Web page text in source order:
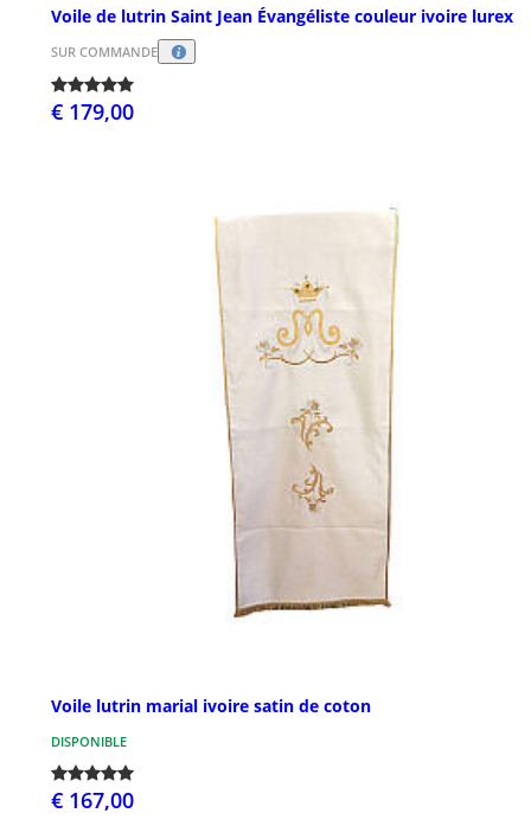
Voile de lutrin Saint Jean Évangéliste couleur ivoire lurex
SUR COMMANDE
€ 179,00
Voile lutrin marial ivoire satin de coton
DISPONIBLE
€ 167,00